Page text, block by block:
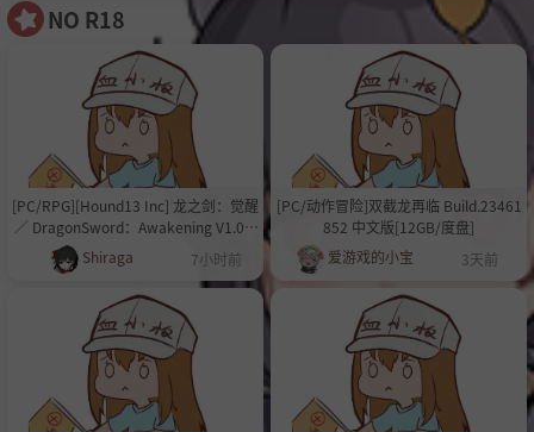
NO R18
[PC/RPG][Hound13 Inc] 龙之剑：觉醒
／ DragonSword：Awakening V1.0.8
+全DLC+OST+设定集 [20GB][百度/夸
克]
Shiraga 7小时前
[PC/动作冒险]双截龙再临 Build.23461
852 中文版[12GB/度盘]
爱游戏的小宝
3天前